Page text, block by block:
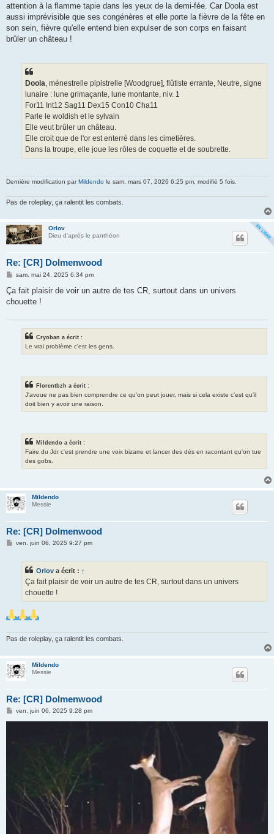
attention à la flamme tapie dans les yeux de la demi-fée. Car Doola est
aussi imprévisible que ses congénères et elle porte la fièvre de la fête en
son sein, fièvre qu'elle entend bien expulser de son corps en faisant
brûler un château !
Doola, ménestrelle pipistrelle [Woodgrue], flûtiste errante, Neutre, signe
lunaire : lune grimaçante, lune montante, niv. 1
For11 Int12 Sag11 Dex15 Con10 Cha11
Parle le woldish et le sylvain
Elle veut brûler un château.
Elle croit que de l'or est enterré dans les cimetières.
Dans la troupe, elle joue les rôles de coquette et de soubrette.
Dernière modification par Mildendo le sam. mars 07, 2026 6:25 pm, modifié 5 fois.
Pas de roleplay, ça ralentit les combats.
Orlov
Dieu d'après le panthéon
Re: [CR] Dolmenwood
M
s
a
sam. mai 24, 2025 6:34 pm
Ça fait plaisir de voir un autre de tes CR, surtout dans un univers
chouette !
Cryoban a écrit :
Le vrai problème c'est les gens.
Florentbzh a écrit :
J'avoue ne pas bien comprendre ce qu'on peut jouer, mais si cela existe c'est qu'il
doit bien y avoir une raison.
Mildendo a écrit :
Faire du Jdr c'est prendre une voix bizarre et lancer des dés en racontant qu'on tue
des gobs.
Mildendo
Messie
Re: [CR] Dolmenwood
Mven. juin 06, 2025 9:27 pm
Orlov a écrit : ↑
Ça fait plaisir de voir un autre de tes CR, surtout dans un univers
chouette !
Pas de roleplay, ça ralentit les combats.
Mildendo
Messie
Re: [CR] Dolmenwood
Mven. juin 06, 2025 9:28 pm